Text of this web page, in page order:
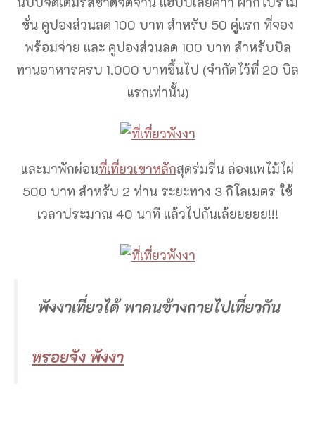
ชั่น คูปองส่วนลด 100 บาท สำหรับ 50 คู่แรก ที่จอง
พร้อมจ่าย และ คูปองส่วนลด 100 บาท สำหรับบิล
ทานอาหารครบ 1,000 บาทขึ้นไป (จำกัดไว้ที่ 20 บิล
แรกเท่านั้น)
และมาพักผ่อนที่เที่ยวเขาหลักสุดร่มรื่น ล่องแพไม้ไผ่
500 บาท สำหรับ 2 ท่าน ระยะทาง 3 กิโลเมตร ใช้
เวลาประมาณ 40 นาที แล้วไปกันเล้ยยยยย!!!
พังงาเที่ยวได้ พาคนข้างกายไปเที่ยวกัน
หรอยจัง พังงา